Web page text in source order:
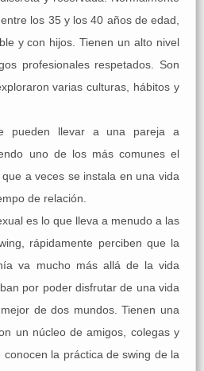
los 35 y los 40 años de edad,
y con hijos. Tienen un alto nivel
profesionales respetados. Son
varias culturas, hábitos y
pueden llevar a una pareja a
uno de los más comunes el
a veces se instala en una vida
de relación.
es lo que lleva a menudo a las
rápidamente perciben que la
va mucho más allá de la vida
por poder disfrutar de una vida
de dos mundos. Tienen una
un núcleo de amigos, colegas y
la práctica de swing de la